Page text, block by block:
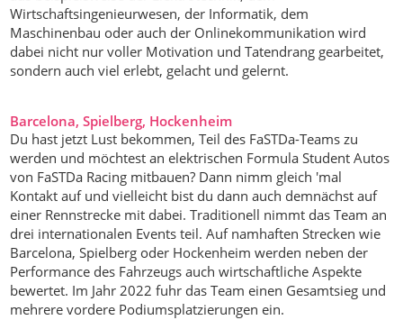
Wirtschaftsingenieurwesen, der Informatik, dem
Maschinenbau oder auch der Onlinekommunikation wird
dabei nicht nur voller Motivation und Tatendrang gearbeitet,
sondern auch viel erlebt, gelacht und gelernt.
Barcelona, Spielberg, Hockenheim
Du hast jetzt Lust bekommen, Teil des FaSTDa-Teams zu
werden und möchtest an elektrischen Formula Student Autos
von FaSTDa Racing mitbauen? Dann nimm gleich 'mal
Kontakt auf und vielleicht bist du dann auch demnächst auf
einer Rennstrecke mit dabei. Traditionell nimmt das Team an
drei internationalen Events teil. Auf namhaften Strecken wie
Barcelona, Spielberg oder Hockenheim werden neben der
Performance des Fahrzeugs auch wirtschaftliche Aspekte
bewertet. Im Jahr 2022 fuhr das Team einen Gesamtsieg und
mehrere vordere Podiumsplatzierungen ein.